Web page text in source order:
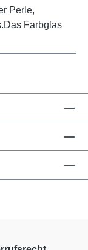
Perle,
Farbglas